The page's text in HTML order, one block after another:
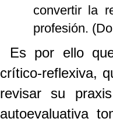
convertir la
profesión.
Es por ello
crítico-reflexiva,
revisar su
autoevaluativa